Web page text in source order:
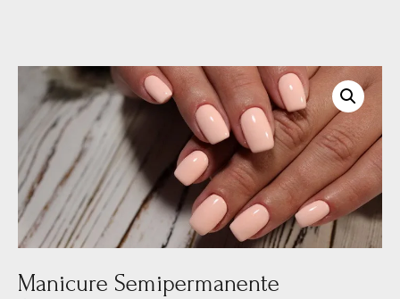
Manicure Semipermanente